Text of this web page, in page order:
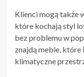
Klienci mogą także
które kochają styl
bez problemu w
znajdą meble, które
klimatyczne